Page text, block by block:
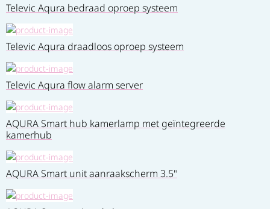
Televic Aqura bedraad oproep systeem
Televic Aqura draadloos oproep systeem
Televic Aqura flow alarm server
AQURA Smart hub kamerlamp met geïntegreerde
kamerhub
AQURA Smart unit aanraakscherm 3.5"